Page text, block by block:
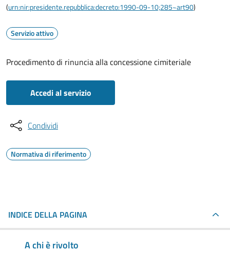
(urn:nir:presidente.repubblica:decreto:1990-09-10;285~art90)
Servizio attivo
Procedimento di rinuncia alla concessione cimiteriale
Accedi al servizio
Condividi
Normativa di riferimento
INDICE DELLA PAGINA
A chi è rivolto